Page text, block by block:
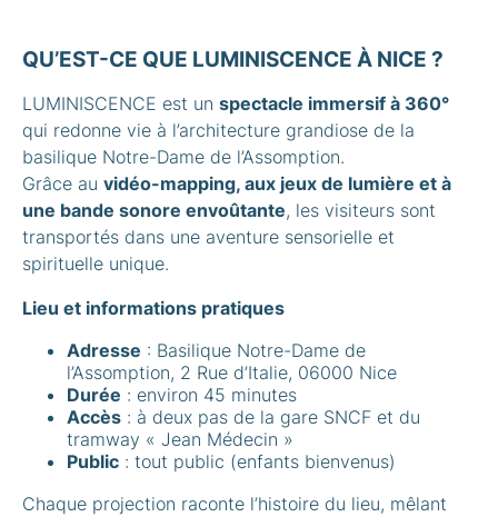
QU’EST-CE QUE LUMINISCENCE À NICE ?
LUMINISCENCE est un spectacle immersif à 360°
qui redonne vie à l’architecture grandiose de la
basilique Notre-Dame de l’Assomption.
Grâce au vidéo-mapping, aux jeux de lumière et à
une bande sonore envoûtante, les visiteurs sont
transportés dans une aventure sensorielle et
spirituelle unique.
Lieu et informations pratiques
Adresse : Basilique Notre-Dame de
l’Assomption, 2 Rue d’Italie, 06000 Nice
Durée : environ 45 minutes
Accès : à deux pas de la gare SNCF et du
tramway « Jean Médecin »
Public : tout public (enfants bienvenus)
Chaque projection raconte l’histoire du lieu, mêlant